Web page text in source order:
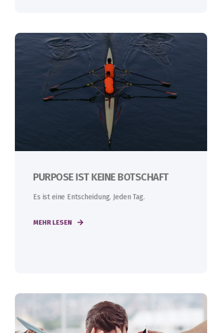
PURPOSE IST KEINE BOTSCHAFT
Es ist eine Entscheidung. Jeden Tag.
MEHR LESEN